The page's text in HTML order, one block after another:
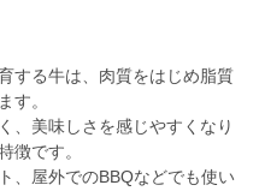
する牛は、肉質をはじめ脂質
す。
、美味しさを感じやすくなり
徴です。
、屋外でのBBQなどでも使い